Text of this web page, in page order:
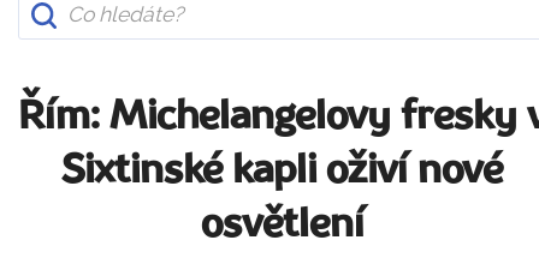
Řím: Michelangelovy fresky
Sixtinské kapli oživí nové
osvětlení